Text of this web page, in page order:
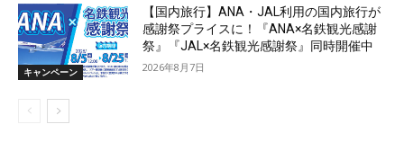
キャンペーン
【国内旅行】ANA・JAL利用の国内旅行が
感謝祭プライスに！『ANA×名鉄観光感謝
祭』『JAL×名鉄観光感謝祭』同時開催中
2026年8月7日